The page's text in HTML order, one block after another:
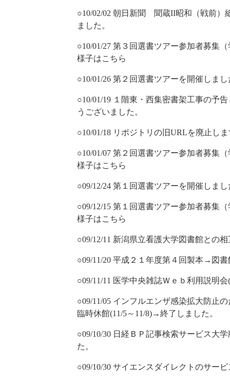
○10/02/02 朝日新聞 聞蔵II昭和（戦前）
ました。
○10/01/27 第３回選書ツアー参加者募集
様子はこちら
○10/01/26 第２回選書ツアーを開催しまし
○10/01/19 １階東・西集密書架工事の予
うございました。
○10/01/18 リポジトリの旧URLを廃止し
○10/01/07 第２回選書ツアー参加者募集
様子はこちら
○09/12/24 第１回選書ツアーを開催しまし
○09/12/15 第１回選書ツアー参加者募集
様子はこちら
○09/12/11 新潟県立看護大学図書館との
○09/11/20 平成２１年度第４回製本→図
○09/11/11 医学中央雑誌Ｗｅｂ利用説明
○09/11/05 インフルエンザ感染拡大防止
臨時休館(11/5～11/8)→終了しました。
○09/10/30 日経ＢＰ記事検索サービス大
た。
○09/10/30 サイエンスダイレクトのサー